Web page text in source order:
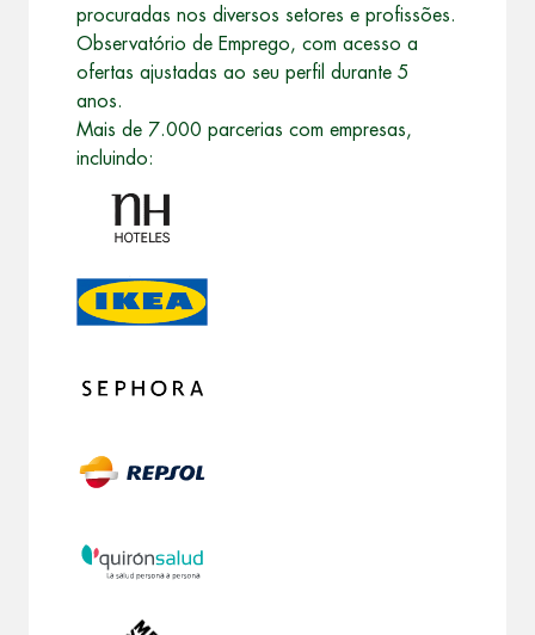
procuradas nos diversos setores e profissões.
Observatório de Emprego, com acesso a
ofertas ajustadas ao seu perfil durante 5
anos.
Mais de 7.000 parcerias com empresas,
incluindo: